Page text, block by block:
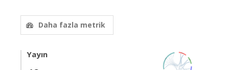
Daha fazla metrik
Yayın